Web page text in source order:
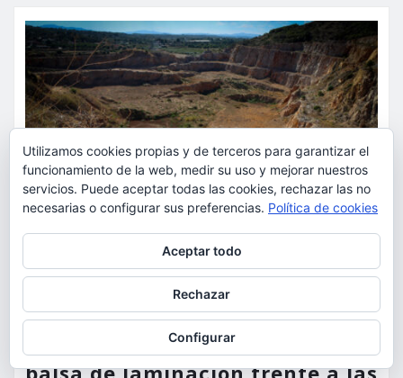
MEDIO AMBIENTE
Torrent restaurará la cantera
de la Serra Perenxisa como
Utilizamos cookies propias y de terceros para garantizar el
funcionamiento de la web, medir su uso y mejorar nuestros
servicios. Puede aceptar todas las cookies, rechazar las no
necesarias o configurar sus preferencias. Política de cookies
Aceptar todo
Rechazar
Configurar
Para obtener más información, incluido cómo gestionar las cookies,